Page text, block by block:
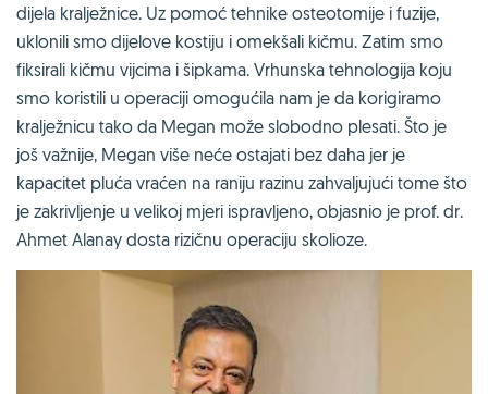
dijela kralježnice. Uz pomoć tehnike osteotomije i fuzije,
uklonili smo dijelove kostiju i omekšali kičmu. Zatim smo
fiksirali kičmu vijcima i šipkama. Vrhunska tehnologija koju
smo koristili u operaciji omogućila nam je da korigiramo
kralježnicu tako da Megan može slobodno plesati. Što je
još važnije, Megan više neće ostajati bez daha jer je
kapacitet pluća vraćen na raniju razinu zahvaljujući tome što
je zakrivljenje u velikoj mjeri ispravljeno, objasnio je prof. dr.
Ahmet Alanay dosta rizičnu operaciju skolioze.